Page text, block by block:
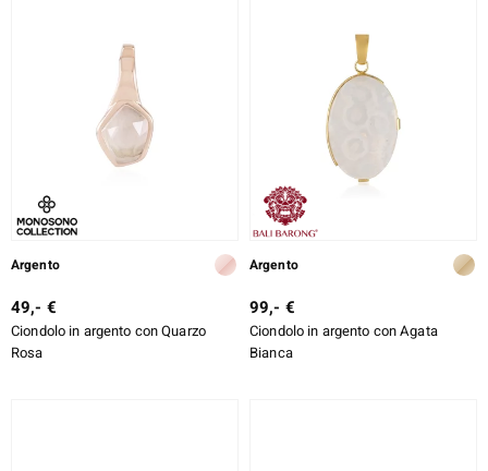
Argento
49,- €
Ciondolo in argento con Quarzo
Rosa
Argento
99,- €
Ciondolo in argento con Agata
Bianca